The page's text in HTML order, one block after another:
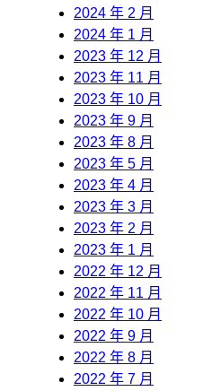
2024 年 2 月
2024 年 1 月
2023 年 12 月
2023 年 11 月
2023 年 10 月
2023 年 9 月
2023 年 8 月
2023 年 5 月
2023 年 4 月
2023 年 3 月
2023 年 2 月
2023 年 1 月
2022 年 12 月
2022 年 11 月
2022 年 10 月
2022 年 9 月
2022 年 8 月
2022 年 7 月